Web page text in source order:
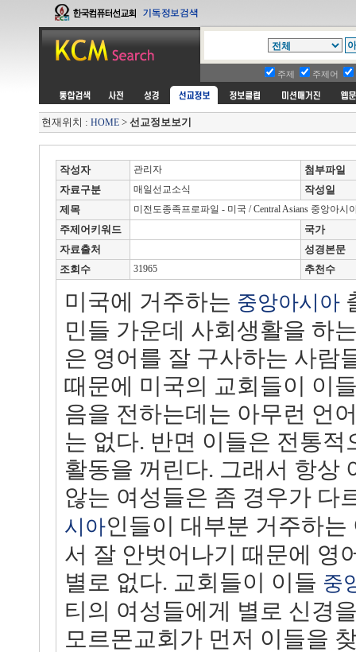
주제 주제어
현재위치 : HOME > 선교정보보기
작성자 관리자
첨부파일
자료구분
매일선교소식
작성일
제목
미전도종족프로파일 - 미국 / Central Asians 중앙아시
주제어키워드
국가
자료출처
성경본문
조회수
31965 추천수
미국에 거주하는 중앙아시아
민들 가운데 사회생활을 하
은 영어를 잘 구사하는 사람
때문에 미국의 교회들이 이
음을 전하는데는 아무런 언
는 없다. 반면 이들은 전통적
활동을 꺼린다. 그래서 항상
않는 여성들은 좀 경우가 다
시아인들이 대부분 거주하는
서 잘 안벗어나기 때문에 영
별로 없다. 교회들이 이들 중
티의 여성들에게 별로 신경
모르몬교회가 먼저 이들을